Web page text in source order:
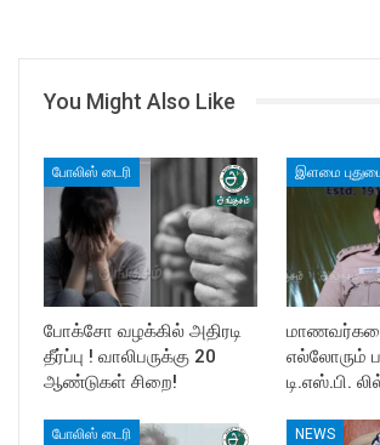
You Might Also Like
போலிஸ் டைரி
போக்சோ வழக்கில் அதிரடி
தீர்ப்பு ! வாலிபருக்கு 20
ஆண்டுகள் சிறை!
இளமை
எல்லோரும்
டி.எஸ்.பி.
போலிஸ் டைரி NEWS